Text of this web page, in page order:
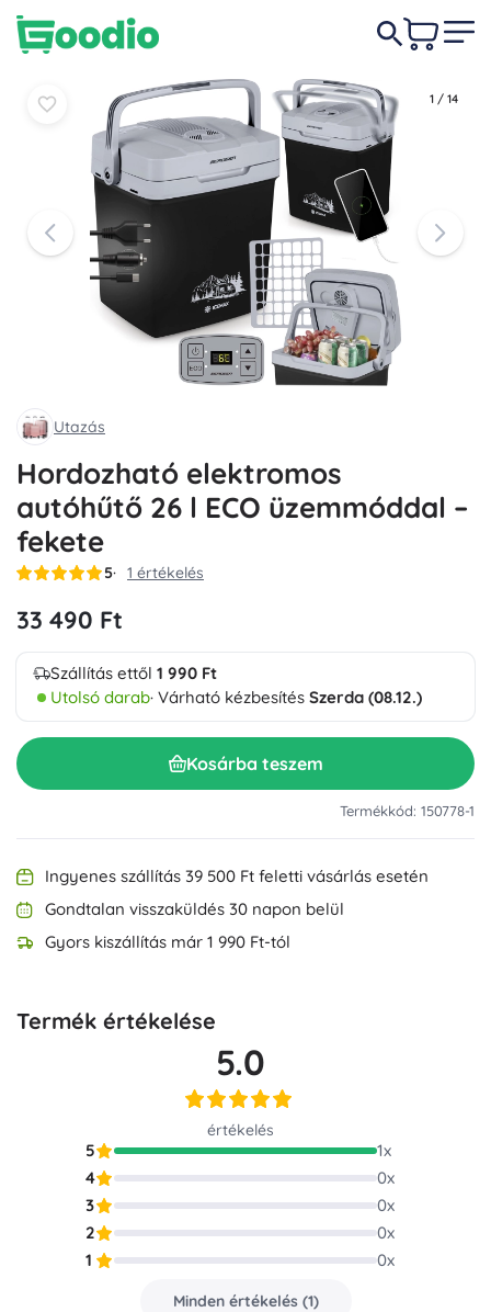
1 / 14
Utazás
Hordozható elektromos
autóhűtő 26 l ECO üzemmóddal –
fekete
5 1 értékelés
33 490 Ft
Szállítás ettől 1 990 Ft
Utolsó darab· Várható kézbesítés Szerda (08.12.)
Kosárba teszem
Termékkód: 150778-1
Ingyenes szállítás 39 500 Ft feletti vásárlás esetén
Gondtalan visszaküldés 30 napon belül
Gyors kiszállítás már 1 990 Ft-tól
Termék értékelése
5.0
értékelés
5 1x
4
0x
3
0x
2
0x
1
0x
Minden értékelés(1)
33 490 Ft Kosárba